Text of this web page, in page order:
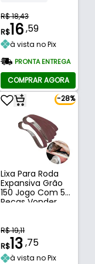
R$ 18,43
R$16,59
à vista no Pix
PRONTA ENTREGA
COMPRAR AGORA
-28%
Lixa Para Roda
Expansiva Grão
150 Jogo Com 5
Peças Vonder
R$ 19,11
R$13,75
à vista no Pix